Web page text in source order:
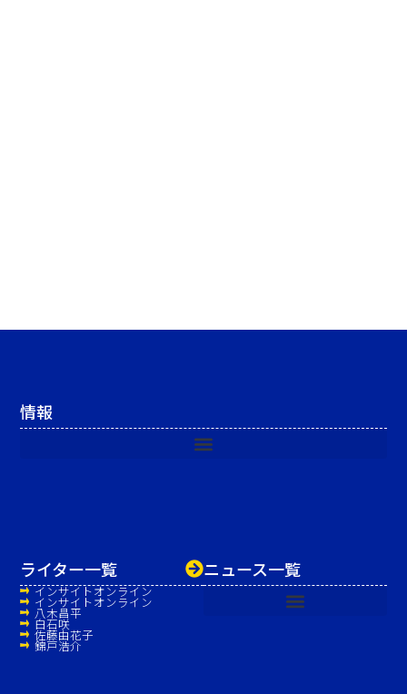
ニュース一覧
ライター一覧
インサイトオンライン
インサイトオンライン
八木昌平
白石咲
佐藤由花子
錦戸浩介
情報